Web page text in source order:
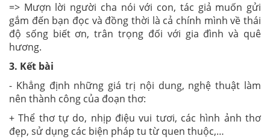
=> Mượn lời người cha nói với con, tác giả muốn gửi
gắm đến bạn đọc và đồng thời là cả chính mình về thái
độ sống biết ơn, trân trọng đối với gia đình và quê
hương.
3. Kết bài
- Khẳng định những giá trị nội dung, nghệ thuật làm
nên thành công của đoạn thơ:
+ Thể thơ tự do, nhịp điệu vui tươi, các hình ảnh thơ
đẹp, sử dụng các biện pháp tu từ quen thuộc,…